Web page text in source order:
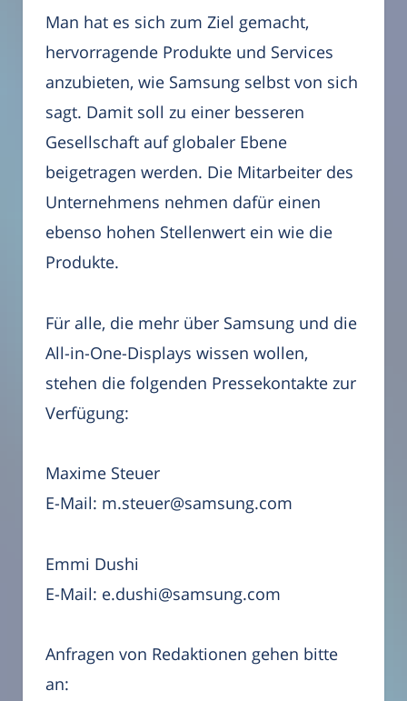
Man hat es sich zum Ziel gemacht,
hervorragende Produkte und Services
anzubieten, wie Samsung selbst von sich
sagt. Damit soll zu einer besseren
Gesellschaft auf globaler Ebene
beigetragen werden. Die Mitarbeiter des
Unternehmens nehmen dafür einen
ebenso hohen Stellenwert ein wie die
Produkte.
Für alle, die mehr über Samsung und die
All-in-One-Displays wissen wollen,
stehen die folgenden Pressekontakte zur
Verfügung:
Maxime Steuer
E-Mail: m.steuer@samsung.com
Emmi Dushi
E-Mail: e.dushi@samsung.com
Anfragen von Redaktionen gehen bitte
an: